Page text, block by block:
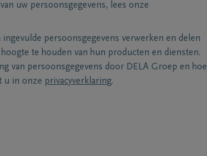
uw persoonsgegevens, lees onze
ingevulde persoonsgegevens verwerken en delen
te houden van hun producten en diensten.
van persoonsgegevens door DELA Groep en hoe
u in onze privacyverklaring.